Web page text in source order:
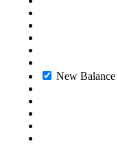
New Balance